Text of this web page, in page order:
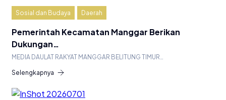
Sosial dan Budaya Daerah
Pemerintah Kecamatan Manggar Berikan
Dukungan…
MEDIA DAULAT RAKYAT MANGGAR BELITUNG TIMUR…
Selengkapnya